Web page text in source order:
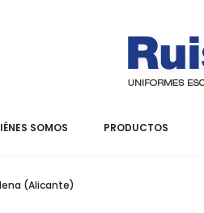
SOMOS PRODUCTOS
(Alicante)